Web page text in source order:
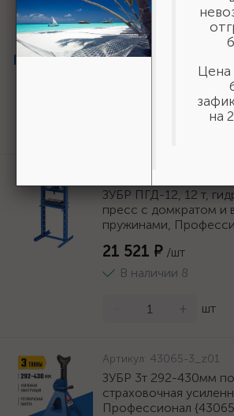
ЗУБР 6т 400-585мм
страховочная
Профессионал
ЗУБР ПГД-12, 12 т,
пресс с домкратом и
пружинами,
21 521 ₽ /шт
В наличии 8
+ шт
Артикул: 43065-3_z01
ЗУБР 3т 292-430мм
страховочная
Профессионал
Цена
на